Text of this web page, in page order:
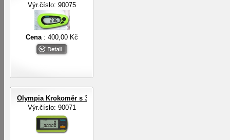
Výr.číslo: 90075
Cena : 400,00 Kč
Olympia Krokoměr s 3-D digit.senzorem a EL osvětlením
Výr.číslo: 90071